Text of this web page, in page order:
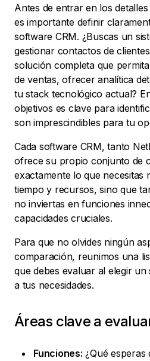
Antes de entrar en los
es importante definir
software CRM. ¿Buscas un
gestionar contactos de
solución completa que
de ventas, ofrecer analítica
tu stack tecnológico actual?
objetivos es clave para
son imprescindibles para tu
Cada software CRM, tanto
ofrece su propio conjunto de
exactamente lo que necesitas
tiempo y recursos, sino que
no inviertas en funciones
capacidades cruciales.
Para que no olvides ningún
comparación, reunimos una
que debes evaluar al elegir un
a tus necesidades.
Áreas clave a
Funciones: ¿Qué esperas